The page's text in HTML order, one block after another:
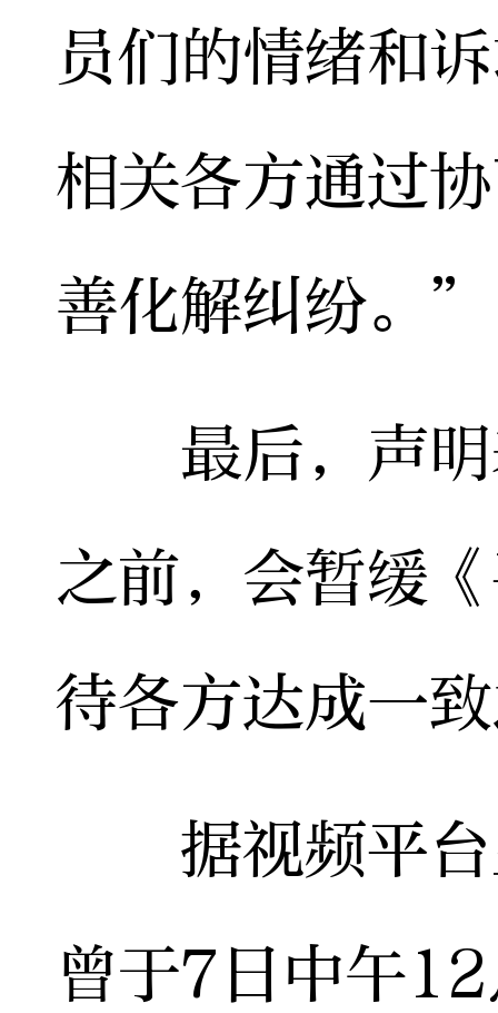
员们的情绪和
相关各方通过
善化解纠纷。”
最后，声明
之前，会暂缓
待各方达成一
据视频平台
曾于7日中午